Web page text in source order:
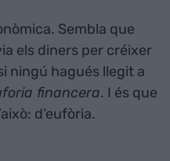
Sembla que
els diners per créixer
ningú hagués llegit a
financera. I és que
d’eufòria.